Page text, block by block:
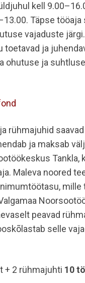
kell
Täpse tööaja
vajaduste
toetavad ja
ohutuse ja
rühmajuhid
ja maksab
Tankla,
Maleva noored
mille
peavad
selle
+ 2 rühmajuhti 10